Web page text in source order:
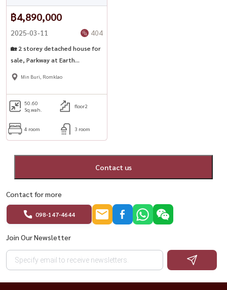
🚗 Nearby important places
Department Store
🛒 Lotus Sukhapiban 3 (4.6 km)
🛒 Big C Supercenter (4.7 km)
🛒 Mega Home Minburi (7.2 km)
🎓 Kasembundit University, Romklao (7.1 km)
🏫 Minburi Suksa School (7.5 km)
Hospital
🏥 Ramkhamhaeng Hospital 2 (4.6 km)
🏥 Nawamin Hospital 9 (5.7 km)
📞 Interested, contact
📲 Call / WhatsApp: +66 (0)98-147-4644
💬 LINE: @housewa
📧 Email:Namthip@housewathailand.com
🌐 Website: www.housewathailand.com
📌 Facebook: Housewa Asset
฿4,890,000
2025-03-11 404
🏡 2 storey detached house for
sale, Parkway at Earth
Ramkhamhaeng 190/1
Min Buri, Romklao
50.60
Sq.wah.
floor2
4 room 3 room
Contact us
Contact for more
098-147-4644
Join Our Newsletter